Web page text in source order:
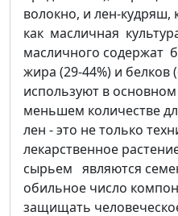
волокно, и лен-кудряш,
как масличная
масличного содержат
жира (29-44%) и белков
используют в
меньшем количестве
лен - это не только
лекарственное
сырьем являются
обильное число
защищать